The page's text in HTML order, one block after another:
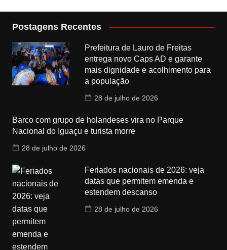
Postagens Recentes
Prefeitura de Lauro de Freitas
entrega novo Caps AD e garante
mais dignidade e acolhimento para
a população
28 de julho de 2026
Barco com grupo de holandeses vira no Parque
Nacional do Iguaçu e turista morre
28 de julho de 2026
Feriados nacionais de 2026: veja
datas que permitem emenda e
estendem descanso
28 de julho de 2026